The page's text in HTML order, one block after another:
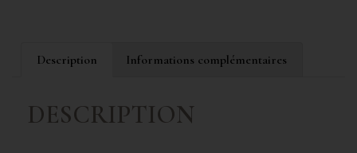
Description Informations complémentaires
DESCRIPTION